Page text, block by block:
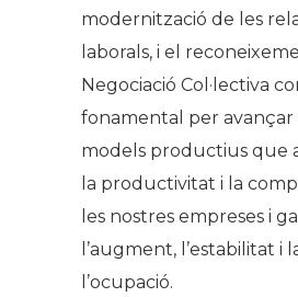
modernització de les
laborals, i el
Negociació Col·lectiva
fonamental per avançar
models productius que
la productivitat i la
les nostres empreses i
l’augment, l’estabilitat i
l’ocupació.